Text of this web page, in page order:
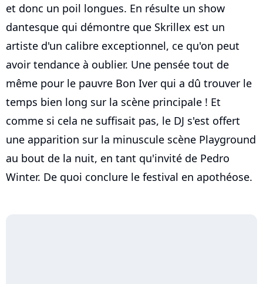
et donc un poil longues. En résulte un show
dantesque qui démontre que Skrillex est un
artiste d'un calibre exceptionnel, ce qu'on peut
avoir tendance à oublier. Une pensée tout de
même pour le pauvre Bon Iver qui a dû trouver le
temps bien long sur la scène principale ! Et
comme si cela ne suffisait pas, le DJ s'est offert
une apparition sur la minuscule scène Playground
au bout de la nuit, en tant qu'invité de Pedro
Winter. De quoi conclure le festival en apothéose.